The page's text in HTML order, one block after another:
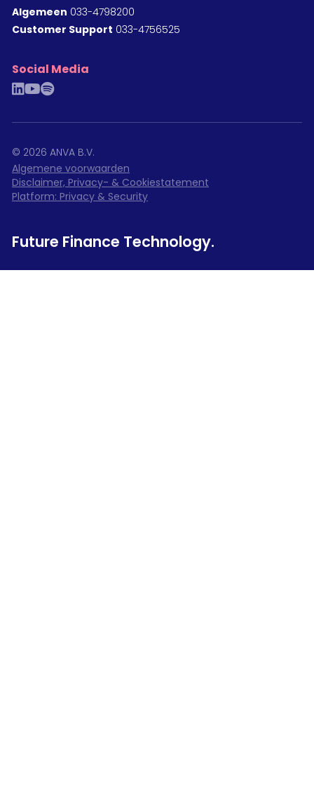
Algemeen 033-4798200
Customer Support 033-4756525
Social Media
linkedinyoutubespotify
© 2026 ANVA B.V.
Algemene voorwaarden
Disclaimer, Privacy- & Cookiestatement
Platform: Privacy & Security
Future Finance Technology.